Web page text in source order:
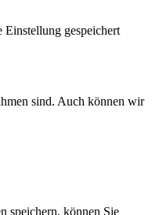
gespeichert
sind. Auch können wir
speichern, können Sie